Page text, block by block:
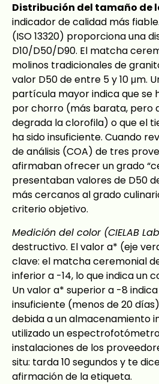
Distribución del tamaño de
indicador de calidad más
(ISO 13320) proporciona una
D10/D50/D90. El matcha
molinos tradicionales de
valor D50 de entre 5 y 10 μm.
partícula mayor indica que se
por chorro (más barata, pero
degrada la clorofila) o que el
ha sido insuficiente. Cuando
de análisis (COA) de tres
afirmaban ofrecer un grado
presentaban valores de D50
más cercanos al grado
criterio objetivo.
Medición del color (CIELAB
destructivo. El valor a* (eje
clave: el matcha ceremonial
inferior a -14, lo que indica un
Un valor a* superior a -8
insuficiente (menos de 20
debida a un almacenamiento
utilizado un
instalaciones de los
situ: tarda 10 segundos y te
afirmación de la etiqueta.